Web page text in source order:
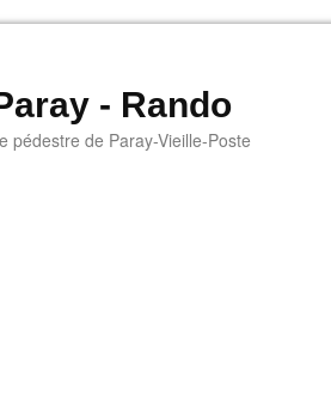
- Rando
pédestre de Paray-Vieille-Poste